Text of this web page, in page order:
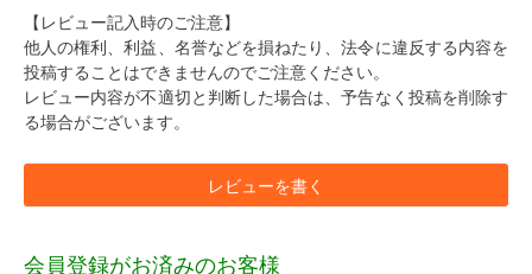
【レビュー記入時のご注意】
他人の権利、利益、名誉などを損ねたり、法令に違反する内容を
投稿することはできませんのでご注意ください。
レビュー内容が不適切と判断した場合は、予告なく投稿を削除す
る場合がございます。
レビューを書く
会員登録がお済みのお客様